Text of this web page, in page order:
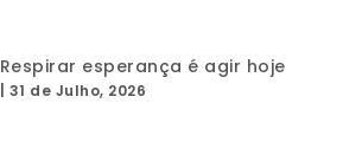
Respirar esperança é agir hoje
31 de Julho, 2026